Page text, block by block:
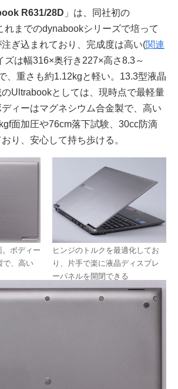
R631/28D 」は、同社初の
れまでのdynabookシリーズで培って
ぎ込まれており、完成度は高い(関連
ズは幅316×奥行き227×高さ8.3～
、重さも約1.12kgと軽い。13.3型液晶
Ultrabookとしては、現時点で最軽量
ィーはマグネシウム合金製で、高い
面加圧や76cm落下試験、30cc防滴
り、安心して持ち歩ける。
。ボディー
で、高い
ヒンジのトルクを最適化してお
り、片手で楽に液晶ディスプレ
ーパネルを開閉できる